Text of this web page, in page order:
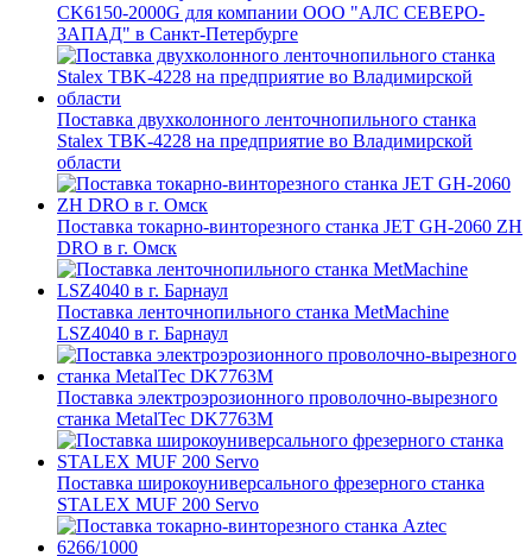
CK6150-2000G для компании ООО "АЛС СЕВЕРО-
ЗАПАД" в Санкт-Петербурге
Поставка двухколонного ленточнопильного станка
Stalex TBK-4228 на предприятие во Владимирской
области
Поставка токарно-винторезного станка JET GH-2060 ZH
DRO в г. Омск
Поставка ленточнопильного станка MetMachine
LSZ4040 в г. Барнаул
Поставка электроэрозионного проволочно-вырезного
станка MetalTec DK7763M
Поставка широкоуниверсального фрезерного станка
STALEX MUF 200 Servo